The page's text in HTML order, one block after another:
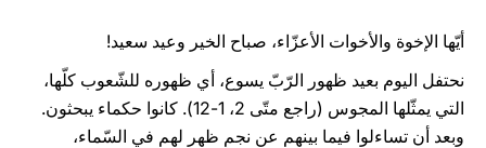
أيّها الإخوة والأخوات الأعزّاء، صباح الخير وعيد سعيد!
نحتفل اليوم بعيد ظهور الرّبّ يسوع، أي ظهوره للشّعوب كلّها،
التي يمثّلها المجوس (راجع متّى 2، 1-12). كانوا حكماء يبحثون.
وبعد أن تساءلوا فيما بينهم عن نجمٍ ظهر لهم في السّماء،